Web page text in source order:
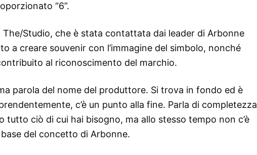
“6”.
Studio, che è stata contattata dai leader di Arbonne
a creare souvenir con l’immagine del simbolo, nonché
al riconoscimento del marchio.
parola del nome del produttore. Si trova in fondo ed è
c’è un punto alla fine. Parla di completezza
tutto ciò di cui hai bisogno, ma allo stesso tempo non c’è
del concetto di Arbonne.